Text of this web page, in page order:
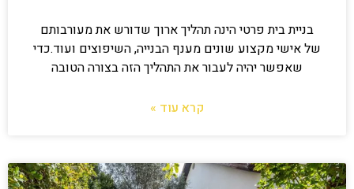
בניית בית פרטי הינה תהליך ארוך שדורש את מעורבותם
של אישי מקצוע שונים מענף הבנייה, השיפוצים ועוד.כדי
שאפשר יהיה לעבור את התהליך הזה בצורה הטובה
קרא עוד »